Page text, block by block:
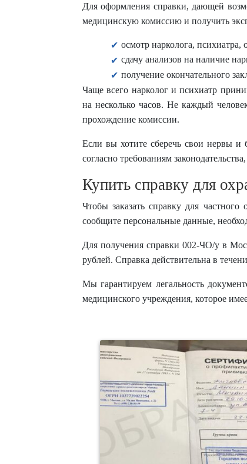
Для оформления справки, дающей
медицинскую комиссию и получить
осмотр нарколога, психиатра,
сдачу анализов на наличие
получение окончательного
Чаще всего нарколог и психиатр
на несколько часов. Не каждый
прохождение комиссии.
Если вы хотите сберечь свои нервы и
согласно требованиям
Купить справку для
Чтобы заказать справку для
сообщите персональные данные,
Для получения справки 002-ЧО/у в
рублей. Справка действительна в
Мы гарантируем легальность
медицинского учреждения, которое